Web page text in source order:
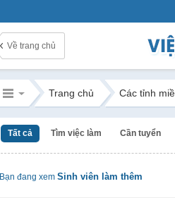
Về trang chủ
Trang chủ Các tỉnh
Tất cả Tìm việc làm Cần tuyển
Bạn đang xem Sinh viên làm thêm